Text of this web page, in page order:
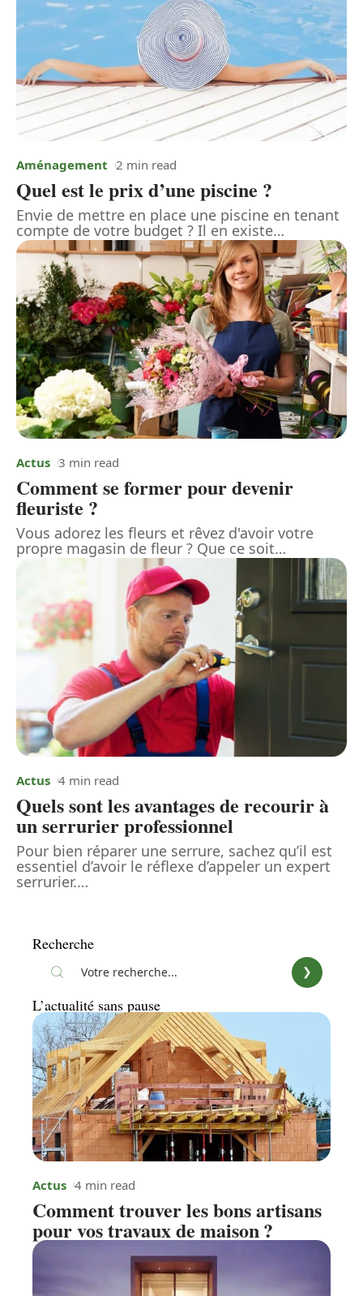
Aménagement 2 min read
Quel est le prix d’une piscine ?
Envie de mettre en place une piscine en tenant
compte de votre budget ? Il en existe…
Actus 3 min read
Comment se former pour devenir
fleuriste ?
Vous adorez les fleurs et rêvez d'avoir votre
propre magasin de fleur ? Que ce soit…
Actus 4 min read
Quels sont les avantages de recourir à
un serrurier professionnel
Pour bien réparer une serrure, sachez qu’il est
essentiel d’avoir le réflexe d’appeler un expert
serrurier.…
Recherche
L’actualité sans pause
Actus 4 min read
Comment trouver les bons artisans
pour vos travaux de maison ?